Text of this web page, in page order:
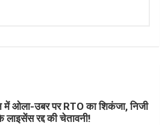
में ओला-उबर पर RTO का शिकंजा, निजी
लाइसेंस रद्द की चेतावनी!